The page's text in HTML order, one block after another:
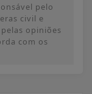
pelo
civil e
opiniões
com os